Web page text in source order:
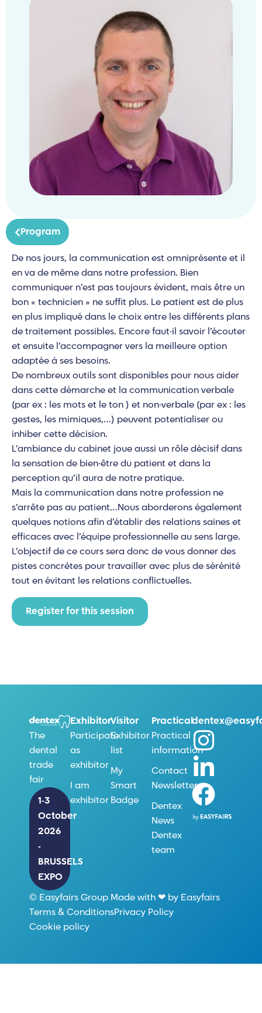
Program
De nos jours, la communication est omniprésente et il
en va de même dans notre profession. Bien
communiquer n’est pas toujours évident, mais être un
bon « technicien » ne suffit plus. Le patient est de plus
en plus impliqué dans le choix entre les différents plans
de traitement possibles. Encore faut-il savoir l’écouter
et ensuite l’accompagner vers la meilleure option
adaptée à ses besoins.
De nombreux outils sont disponibles pour nous aider
dans cette démarche et la communication verbale
(par ex : les mots et le ton ) et non-verbale (par ex : les
gestes, les mimiques,…) peuvent potentialiser ou
inhiber cette décision.
L’ambiance du cabinet joue aussi un rôle décisif dans
la sensation de bien-être du patient et dans la
perception qu’il aura de notre pratique.
Mais la communication dans notre profession ne
s’arrête pas au patient…Nous aborderons également
quelques notions afin d’établir des relations saines et
efficaces avec l’équipe professionnelle au sens large.
L’objectif de ce cours sera donc de vous donner des
pistes concrètes pour travailler avec plus de sérénité
tout en évitant les relations conflictuelles.
Register for this session
The
dental
trade
fair
1-3
October
2026
-
BRUSSELS
EXPO
Exhibitor
Participate
as
exhibitor
I am
exhibitor
Visitor
Exhibitor
list
My
Smart
Badge
Practical
Practical
information
Contact
Newsletter
Dentex
News
Dentex
team
© Easyfairs Group Made with ❤ by Easyfairs
Terms & ConditionsPrivacy Policy
Cookie policy